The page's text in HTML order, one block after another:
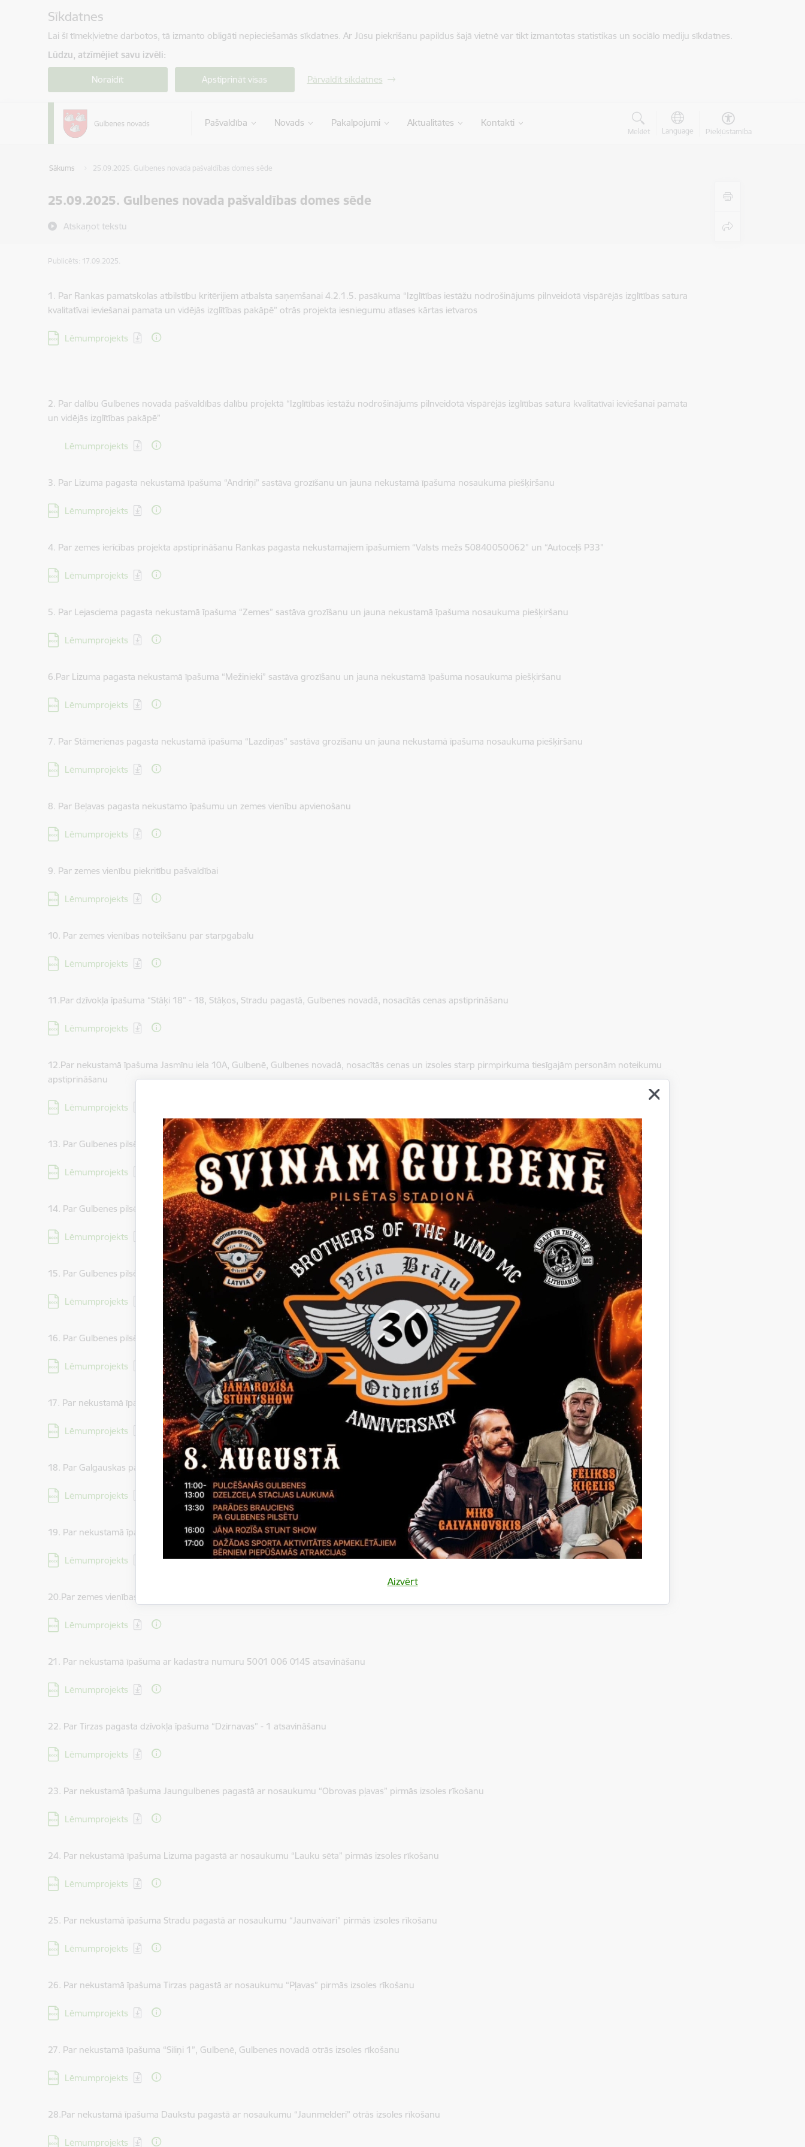
Sīkdatnes
Lai šī tīmekļvietne darbotos, tā izmanto obligāti nepieciešamās sīkdatnes. Ar Jūsu piekrišanu papildus šajā vietnē var tikt izmantotas statistikas un sociālo mediju sīkdatnes.
Lūdzu, atzīmējiet savu izvēli:
Noraidīt Apstiprināt visas Pārvaldīt sīkdatnes
Pašvaldība Novads Pakalpojumi Aktualitātes Kontakti
Meklēt Language Piekļūstamība
Sākums 25.09.2025. Gulbenes novada pašvaldības domes sēde
25.09.2025. Gulbenes novada pašvaldības domes sēde
Atskaņot tekstu
Aizvērt
Publicēts: 17.09.2025.
1. Par Rankas pamatskolas atbilstību kritērijiem atbalsta saņemšanai 4.2.1.5. pasākuma “Izglītības iestāžu nodrošinājums pilnveidotā vispārējās izglītības satura
kvalitatīvai ieviešanai pamata un vidējās izglītības pakāpē” otrās projekta iesniegumu atlases kārtas ietvaros
Lejupielādēt:
Lēmumprojekts
2. Par dalību Gulbenes novada pašvaldības dalību projektā “Izglītības iestāžu nodrošinājums pilnveidotā vispārējās izglītības satura kvalitatīvai ieviešanai pamata
un vidējās izglītības pakāpē”
Lejupielādēt:
Lēmumprojekts
3. Par Lizuma pagasta nekustamā īpašuma “Andriņi” sastāva grozīšanu un jauna nekustamā īpašuma nosaukuma piešķiršanu
Lejupielādēt:
Lēmumprojekts
4. Par zemes ierīcības projekta apstiprināšanu Rankas pagasta nekustamajiem īpašumiem “Valsts mežs 50840050062” un “Autoceļš P33”
Lejupielādēt:
Lēmumprojekts
5. Par Lejasciema pagasta nekustamā īpašuma “Zemes” sastāva grozīšanu un jauna nekustamā īpašuma nosaukuma piešķiršanu
Lejupielādēt:
Lēmumprojekts
6.Par Lizuma pagasta nekustamā īpašuma “Mežinieki” sastāva grozīšanu un jauna nekustamā īpašuma nosaukuma piešķiršanu
Lejupielādēt:
Lēmumprojekts
7. Par Stāmerienas pagasta nekustamā īpašuma “Lazdiņas” sastāva grozīšanu un jauna nekustamā īpašuma nosaukuma piešķiršanu
Lejupielādēt:
Lēmumprojekts
8. Par Beļavas pagasta nekustamo īpašumu un zemes vienību apvienošanu
Lejupielādēt:
Lēmumprojekts
9. Par zemes vienību piekritību pašvaldībai
Lejupielādēt:
Lēmumprojekts
10. Par zemes vienības noteikšanu par starpgabalu
Lejupielādēt:
Lēmumprojekts
11.Par dzīvokļa īpašuma “Stāķi 18” - 18, Stāķos, Stradu pagastā, Gulbenes novadā, nosacītās cenas apstiprināšanu
Lejupielādēt:
Lēmumprojekts
12.Par nekustamā īpašuma Jasmīnu iela 10A, Gulbenē, Gulbenes novadā, nosacītās cenas un izsoles starp pirmpirkuma tiesīgajām personām noteikumu
apstiprināšanu
Lejupielādēt:
Lēmumprojekts
13. Par Gulbenes pilsētas dzīvokļa īpašuma Gaitnieku iela 10 - 12 atsavināšanu
Lejupielādēt:
Lēmumprojekts
14. Par Gulbenes pilsētas dzīvokļa īpašuma Līkā iela 25A - 64 atsavināšanu
Lejupielādēt:
Lēmumprojekts
15. Par Gulbenes pilsētas dzīvokļa īpašuma Rīgas iela 58A - 31 atsavināšanu
Lejupielādēt:
Lēmumprojekts
16. Par Gulbenes pilsētas dzīvokļa īpašuma Skolas iela 5 k -3 - 33 atsavināšanu
Lejupielādēt:
Lēmumprojekts
17. Par nekustamā īpašuma Daukstu pagastā ar nosaukumu “Gulbju lauks” atsavināšanu
Lejupielādēt:
Lēmumprojekts
18. Par Galgauskas pagasta dzīvokļa īpašuma “Veiši” - 9 atsavināšanu
Lejupielādēt:
Lēmumprojekts
19. Par nekustamā īpašuma Rankas pagastā ar nosaukumu “Mazzīlādzi” atsavināšanu
Lejupielādēt:
Lēmumprojekts
20.Par zemes vienības ar kadastra apzīmējumu 50640010053 atsavināšanu
Lejupielādēt:
Lēmumprojekts
21. Par nekustamā īpašuma ar kadastra numuru 5001 006 0145 atsavināšanu
Lejupielādēt:
Lēmumprojekts
22. Par Tirzas pagasta dzīvokļa īpašuma “Dzirnavas” - 1 atsavināšanu
Lejupielādēt:
Lēmumprojekts
23. Par nekustamā īpašuma Jaungulbenes pagastā ar nosaukumu “Obrovas pļavas” pirmās izsoles rīkošanu
Lejupielādēt:
Lēmumprojekts
24. Par nekustamā īpašuma Lizuma pagastā ar nosaukumu “Lauku sēta” pirmās izsoles rīkošanu
Lejupielādēt:
Lēmumprojekts
25. Par nekustamā īpašuma Stradu pagastā ar nosaukumu “Jaunvaivari” pirmās izsoles rīkošanu
Lejupielādēt:
Lēmumprojekts
26. Par nekustamā īpašuma Tirzas pagastā ar nosaukumu “Pļavas” pirmās izsoles rīkošanu
Lejupielādēt:
Lēmumprojekts
27. Par nekustamā īpašuma “Siliņi 1”, Gulbenē, Gulbenes novadā otrās izsoles rīkošanu
Lejupielādēt:
Lēmumprojekts
28.Par nekustamā īpašuma Daukstu pagastā ar nosaukumu “Jaunmelderi” otrās izsoles rīkošanu
Lejupielādēt:
Lēmumprojekts